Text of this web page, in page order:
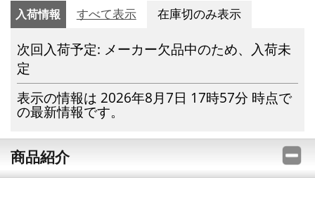
入荷情報 すべて表示 在庫切のみ表示
次回入荷予定: メーカー欠品中のため、入荷未
定
表示の情報は 2026年8月7日 17時57分 時点で
の最新情報です。
商品紹介